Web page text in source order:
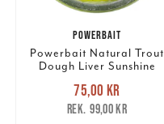
POWERBAIT
Powerbait Natural Trout
Dough Liver Sunshine
Nuvarande pris
75,00 krTidigare pris
99,00 kr
75,00 kr
99,00 kr